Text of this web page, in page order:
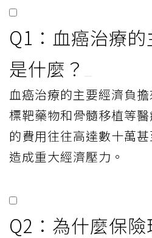
Q1：血癌治療
是什麼？
血癌治療的主要經濟負
標靶藥物和骨髓移植等
的費用往往高達數十萬
造成重大經濟壓力。
Q2：為什麼保